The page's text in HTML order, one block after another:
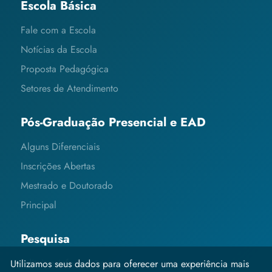
Escola Básica
Fale com a Escola
Notícias da Escola
Proposta Pedagógica
Setores de Atendimento
Pós-Graduação Presencial e EAD
Alguns Diferenciais
Inscrições Abertas
Mestrado e Doutorado
Principal
Pesquisa
Editais e Informações
Utilizamos seus dados para oferecer uma experiência mais